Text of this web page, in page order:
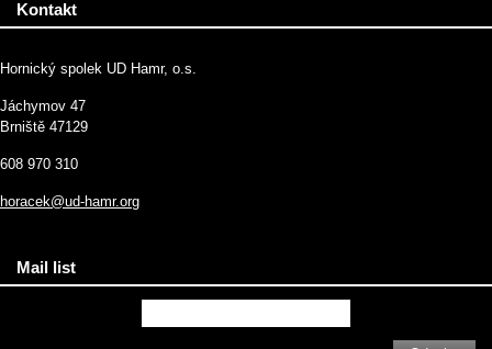
Kontakt
Hornický spolek UD Hamr, o.s.
Jáchymov 47
Brniště 47129
608 970 310
horacek@ud-hamr.org
Mail list